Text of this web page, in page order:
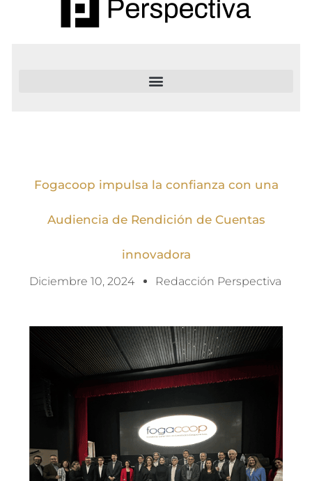
Fogacoop impulsa la confianza con una
Audiencia de Rendición de Cuentas
innovadora
Diciembre 10, 2024 Redacción Perspectiva